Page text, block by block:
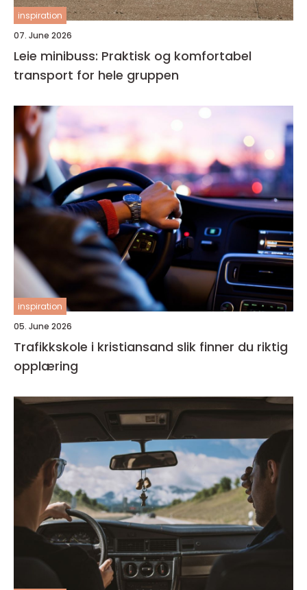
inspiration
07. June 2026
Leie minibuss: Praktisk og komfortabel
transport for hele gruppen
inspiration
05. June 2026
Trafikkskole i kristiansand slik finner du riktig
opplæring